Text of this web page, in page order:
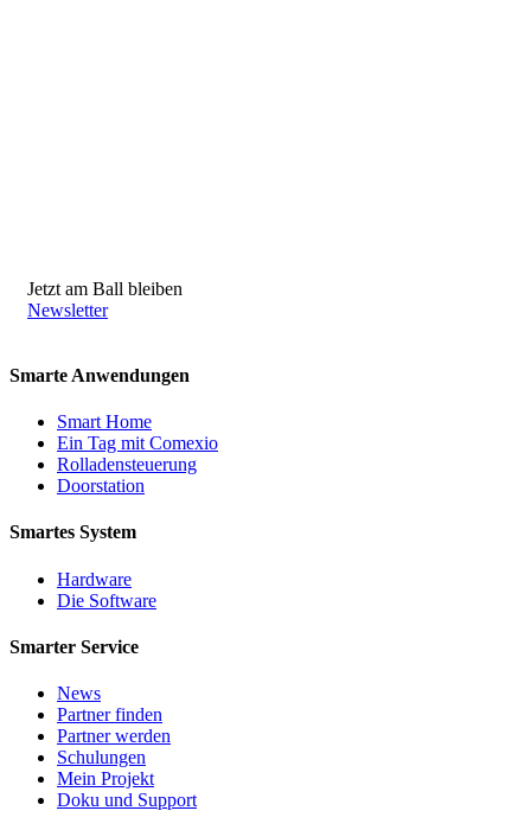
Jetzt am Ball bleiben
Newsletter
Smarte Anwendungen
Smart Home
Ein Tag mit Comexio
Rolladensteuerung
Doorstation
Smartes System
Hardware
Die Software
Smarter Service
News
Partner finden
Partner werden
Schulungen
Mein Projekt
Doku und Support